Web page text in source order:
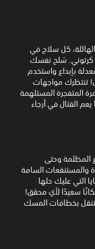
كل سلاح في
سَلح نفسك
بإبداع واستخدم
تنتظرك مواجهات
المتفجرة المستلهمة
القتال في أرجاء
وحتى
والمستنقعات السامة
التي عليك حلها
سعيدًا لأي محقق!
بخطافات المسك